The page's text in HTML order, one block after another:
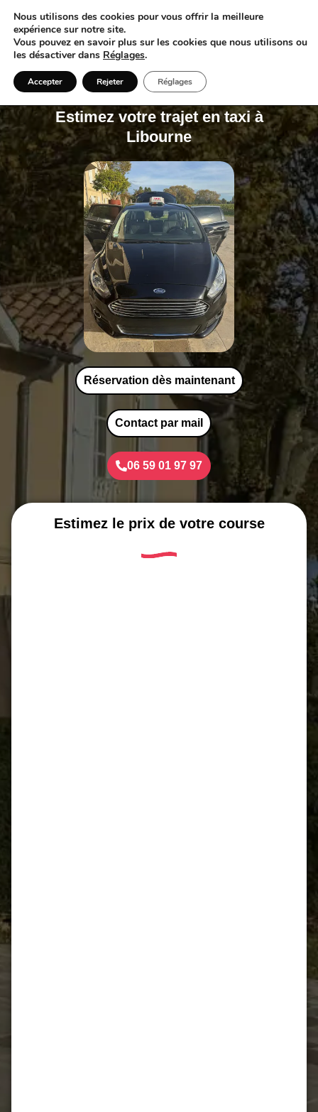
TAXI LIBOURNE AGGLO
Estimez votre trajet en taxi à
Libourne
Réservation dès maintenant
Contact par mail
06 59 01 97 97
Estimez le prix de votre course
Nous utilisons des cookies pour vous offrir la meilleure
expérience sur notre site.
Vous pouvez en savoir plus sur les cookies que nous utilisons ou
les désactiver dans Réglages.
Accepter Rejeter Réglages